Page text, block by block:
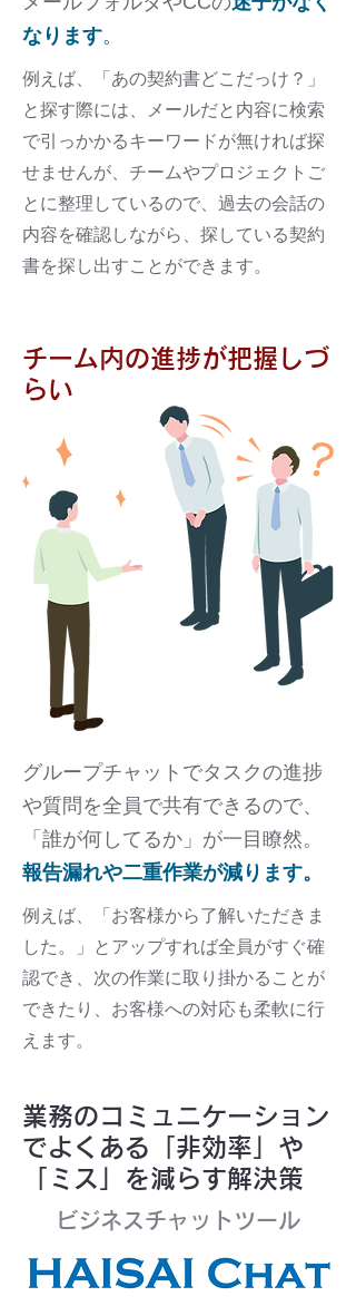
なります。
例えば、「あの契約書どこだっけ？」
と探す際には、メールだと内容に検索
で引っかかるキーワードが無ければ探
せませんが、チームやプロジェクトご
とに整理しているので、過去の会話の
内容を確認しながら、探している契約
書を探し出すことができます。
チーム内の進捗が把握しづ
らい
グループチャットでタスクの進捗
や質問を全員で共有できるので、
「誰が何してるか」が一目瞭然。
報告漏れや二重作業が減ります。
例えば、「お客様から了解いただきま
した。」とアップすれば全員がすぐ確
認でき、次の作業に取り掛かることが
できたり、お客様への対応も柔軟に行
えます。
業務のコミュニケーション
でよくある「非効率」や
「ミス」を減らす解決策
ビジネスチャットツール